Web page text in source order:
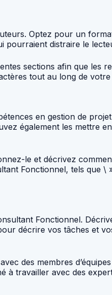
Optez pour un
distraire le
sections afin que les
tout au long de
en gestion de
également les mettre
le et décrivez
Fonctionnel, tels que
Fonctionnel.
décrire vos tâches et
des membres
travailler avec des